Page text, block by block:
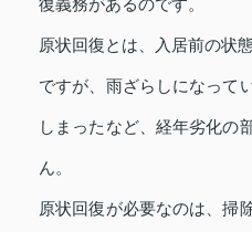
復義務があるのです。
原状回復とは、入居前の状
ですが、雨ざらしになって
しまったなど、経年劣化の
ん。
原状回復が必要なのは、掃